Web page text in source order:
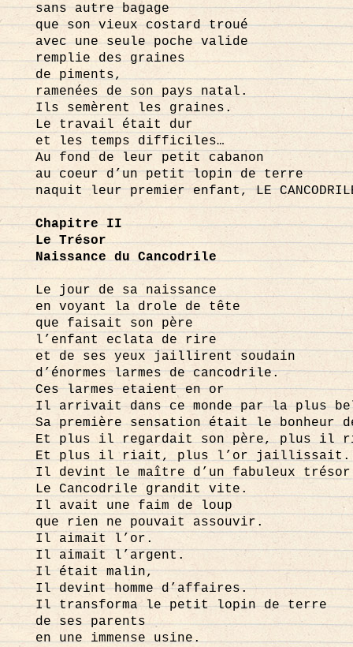
sans autre bagage
que son vieux costard troué
avec une seule poche valide
remplie des graines
de piments,
ramenées de son pays natal.
Ils semèrent les graines.
Le travail était dur
et les temps difficiles…
Au fond de leur petit cabanon
au coeur d’un petit lopin de terre
naquit leur premier enfant, LE
Chapitre II
Le Trésor
Naissance du Cancodrile
Le jour de sa naissance
en voyant la drole de tête
que faisait son père
l’enfant eclata de rire
et de ses yeux jaillirent soudain
d’énormes larmes de cancodrile.
Ces larmes etaient en or
Il arrivait dans ce monde par la plus
Sa première sensation était le bonheur
Et plus il regardait son père, plus il
Et plus il riait, plus l’or jaillissait.
Il devint le maître d’un fabuleux
Le Cancodrile grandit vite.
Il avait une faim de loup
que rien ne pouvait assouvir.
Il aimait l’or.
Il aimait l’argent.
Il était malin,
Il devint homme d’affaires.
Il transforma le petit lopin de terre
de ses parents
en une immense usine.